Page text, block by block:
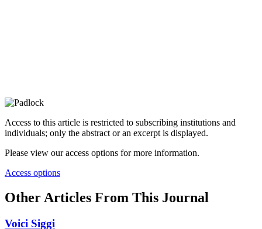
Access to this article is restricted to subscribing institutions and
individuals; only the abstract or an excerpt is displayed.
Please view our access options for more information.
Access options
Other Articles From This Journal
Voici Siggi